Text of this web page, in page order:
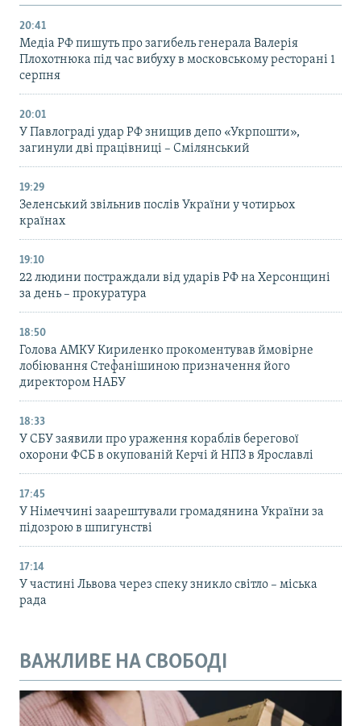
20:41
Медіа РФ пишуть про загибель генерала Валерія
Плохотнюка під час вибуху в московському ресторані 1
серпня
20:01
У Павлограді удар РФ знищив депо «Укрпошти»,
загинули дві працівниці – Смілянський
19:29
Зеленський звільнив послів України у чотирьох
країнах
19:10
22 людини постраждали від ударів РФ на Херсонщині
за день – прокуратура
18:50
Голова АМКУ Кириленко прокоментував ймовірне
лобіювання Стефанішиною призначення його
директором НАБУ
18:33
У СБУ заявили про ураження кораблів берегової
охорони ФСБ в окупованій Керчі й НПЗ в Ярославлі
17:45
У Німеччині заарештували громадянина України за
підозрою в шпигунстві
17:14
У частині Львова через спеку зникло світло – міська
рада
ВАЖЛИВЕ НА СВОБОДІ